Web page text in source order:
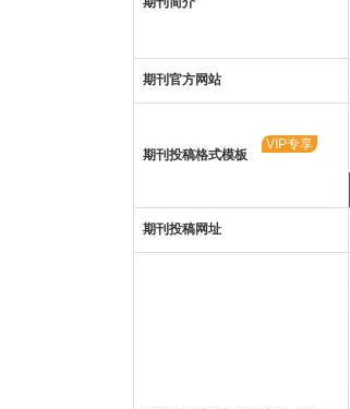
期刊官方网站
期刊投稿格式模板
VIP专享
期刊投稿网址